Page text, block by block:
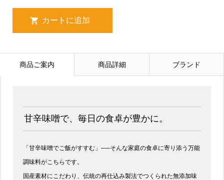
商品ご案内 商品詳細 ブランド
甘辛味噌で、毎日の食卓が豊かに。
「甘辛味噌でご飯がすすむ」──そんな家庭の食卓に寄り添う万能
調味料がこちらです。
国産素材にこだわり、伝統の再仕込み製法でつくられた無添加味